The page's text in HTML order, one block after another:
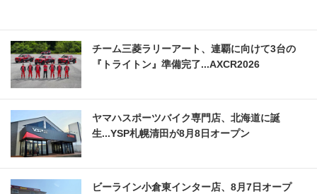
チーム三菱ラリーアート、連覇に向けて3台の
『トライトン』準備完了...AXCR2026
ヤマハスポーツバイク専門店、北海道に誕
生...YSP札幌清田が8月8日オープン
ビーライン小倉東インター店、8月7日オープ